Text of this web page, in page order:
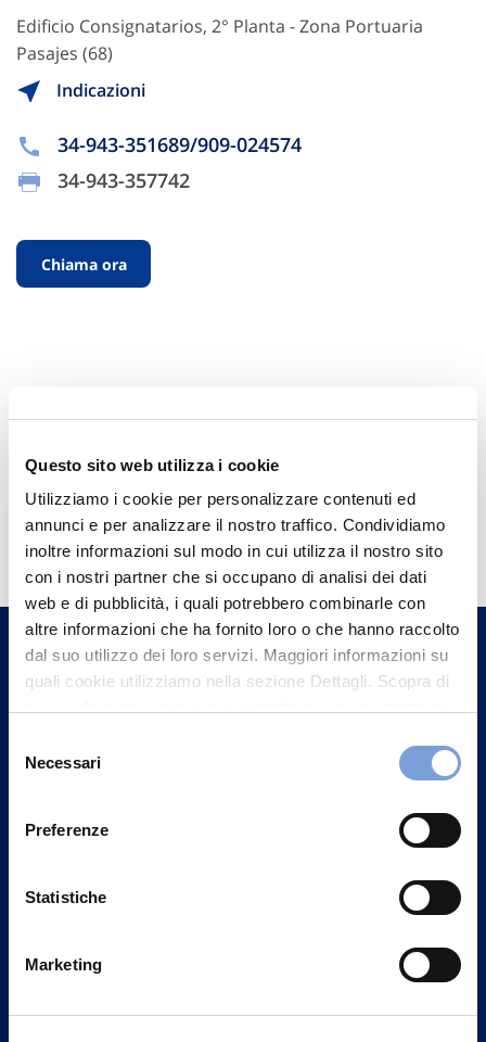
Questo sito web utilizza i cookie
Utilizziamo i cookie per personalizzare contenuti ed
annunci e per analizzare il nostro traffico. Condividiamo
inoltre informazioni sul modo in cui utilizza il nostro sito
con i nostri partner che si occupano di analisi dei dati
web e di pubblicità, i quali potrebbero combinarle con
altre informazioni che ha fornito loro o che hanno raccolto
dal suo utilizzo dei loro servizi. Maggiori informazioni su
quali cookie utilizziamo nella sezione Dettagli. Scopra di
può trovare nel footer del sito nella sezione "Informativa
delNecessari
Preferenze
Statistiche
Marketing
Edificio Consignatarios, 2° Planta - Zona Portuaria
Pasajes (68)
Indicazioni
34-943-351689/909-024574
34-943-357742
Chiama ora
Hai bisogno di
informazioni?
Trova l'Agenzia più vicina a te e parla con
un nostro Agente.
Contattaci
Vittoria Assicurazioni S.p.A.